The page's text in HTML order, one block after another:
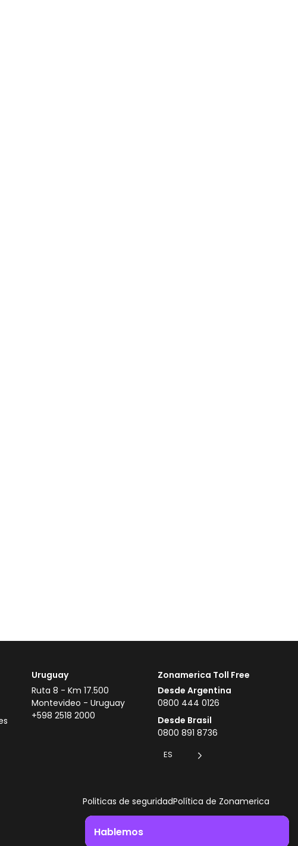
Uruguay
Ruta 8 - Km 17.500
Montevideo - Uruguay
+598 2518 2000
Zonamerica Toll Free
Desde Argentina
0800 444 0126
Desde Brasil
0800 891 8736
ES
Politicas de seguridadPolítica de Zonamerica
Hablemos